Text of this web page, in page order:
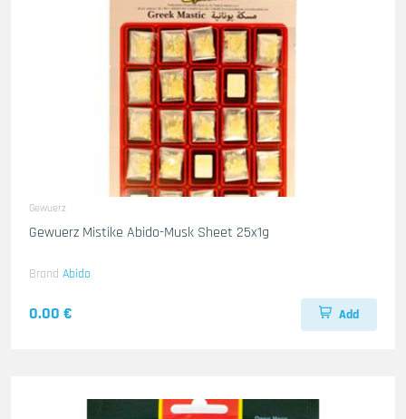
Gewuerz
Gewuerz Mistike Abido-Musk Sheet 25x1g
Brand Abido
0.00 € Add